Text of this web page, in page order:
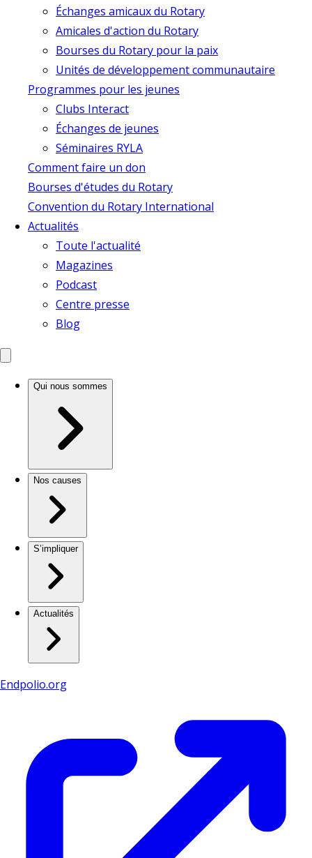
Échanges amicaux du Rotary
Amicales d'action du Rotary
Bourses du Rotary pour la paix
Unités de développement communautaire
Programmes pour les jeunes
Clubs Interact
Échanges de jeunes
Séminaires RYLA
Comment faire un don
Bourses d'études du Rotary
Convention du Rotary International
Actualités
Toute l'actualité
Magazines
Podcast
Centre presse
Blog
Qui nous sommes
Nos causes
S’impliquer
Actualités
Endpolio.org